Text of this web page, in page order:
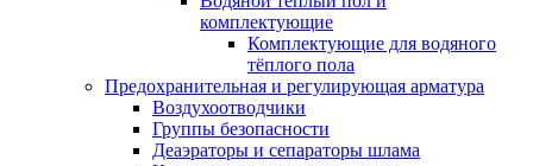
комплектующие
Комплектующие для водяного
тёплого пола
Предохранительная и регулирующая арматура
Воздухоотводчики
Группы безопасности
Деаэраторы и сепараторы шлама